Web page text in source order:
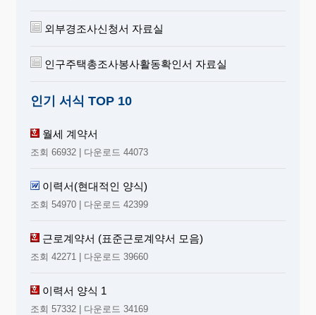
외부경조사신청서 자료실
인구주택총조사봉사활동확인서 자료실
인기 서식 TOP 10
월세 계약서
조회 66932 | 다운로드 44073
이력서(현대적인 양식)
조회 54970 | 다운로드 42399
근로계약서 (표준근로계약서 모음)
조회 42271 | 다운로드 39660
이력서 양식 1
조회 57332 | 다운로드 34169